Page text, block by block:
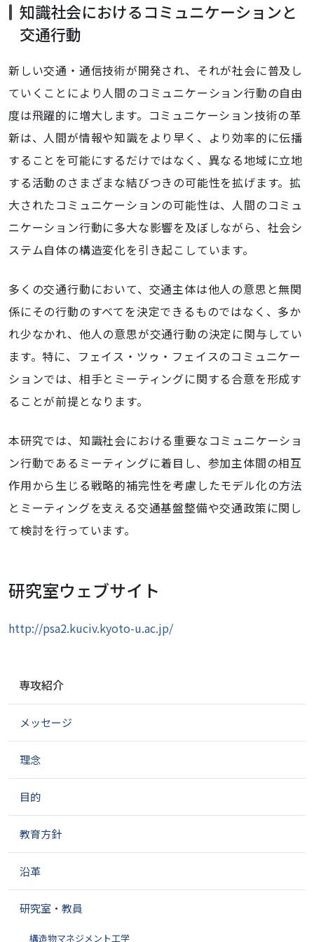
知識社会におけるコミュニケーションと
交通行動
新しい交通・通信技術が開発され、それが社会に普及し
ていくことにより人間のコミュニケーション行動の自由
度は飛躍的に増大します。コミュニケーション技術の革
新は、人間が情報や知識をより早く、より効率的に伝播
することを可能にするだけではなく、異なる地域に立地
する活動のさまざまな結びつきの可能性を拡げます。拡
大されたコミュニケーションの可能性は、人間のコミュ
ニケーション行動に多大な影響を及ぼしながら、社会シ
ステム自体の構造変化を引き起こしています。
多くの交通行動において、交通主体は他人の意思と無関
係にその行動のすべてを決定できるものではなく、多か
れ少なかれ、他人の意思が交通行動の決定に関与してい
ます。特に、フェイス・ツゥ・フェイスのコミュニケー
ションでは、相手とミーティングに関する合意を形成す
ることが前提となります。
本研究では、知識社会における重要なコミュニケーショ
ン行動であるミーティングに着目し、参加主体間の相互
作用から生じる戦略的補完性を考慮したモデル化の方法
とミーティングを支える交通基盤整備や交通政策に関し
て検討を行っています。
研究室ウェブサイト
http://psa2.kuciv.kyoto-u.ac.jp/
ゲ
シ
ン
専攻紹介
メッセージ
理念
目的
教育方針
沿革
研究室・教員
構造物マネジメント工学